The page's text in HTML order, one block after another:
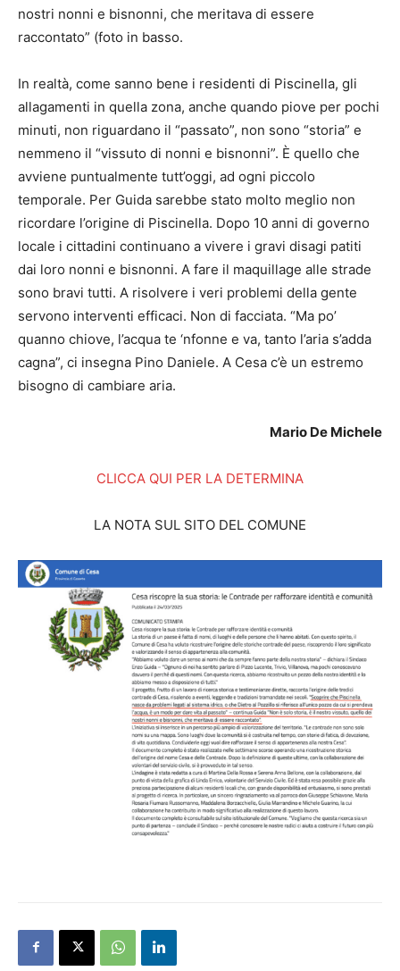
nostri nonni e bisnonni, che meritava di essere
raccontato” (foto in basso.
In realtà, come sanno bene i residenti di Piscinella, gli
allagamenti in quella zona, anche quando piove per pochi
minuti, non riguardano il “passato”, non sono “storia” e
nemmeno il “vissuto di nonni e bisnonni”. È quello che
avviene puntualmente tutt’oggi, ad ogni piccolo
temporale. Per Guida sarebbe stato molto meglio non
ricordare l’origine di Piscinella. Dopo 10 anni di governo
locale i cittadini continuano a vivere i gravi disagi patiti
dai loro nonni e bisnonni. A fare il maquillage alle strade
sono bravi tutti. A risolvere i veri problemi della gente
servono interventi efficaci. Non di facciata. “Ma po’
quanno chiove, l’acqua te ‘nfonne e va, tanto l’aria s’adda
cagna”, ci insegna Pino Daniele. A Cesa c’è un estremo
bisogno di cambiare aria.
Mario De Michele
CLICCA QUI PER LA DETERMINA
LA NOTA SUL SITO DEL COMUNE